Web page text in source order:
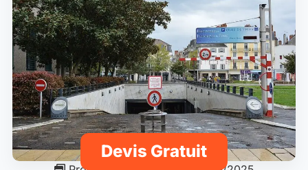
Devis Gratuit